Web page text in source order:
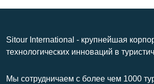
Sitour International - крупнейшая
технологических инноваций в
Мы сотрудничаем с более чем 1000